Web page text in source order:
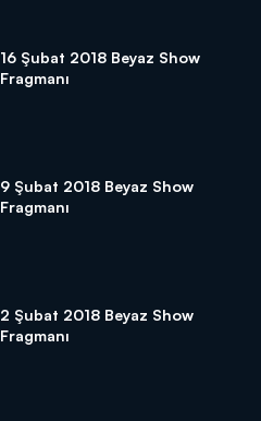
16 Şubat 2018 Beyaz Show
Fragmanı
9 Şubat 2018 Beyaz Show
Fragmanı
2 Şubat 2018 Beyaz Show
Fragmanı